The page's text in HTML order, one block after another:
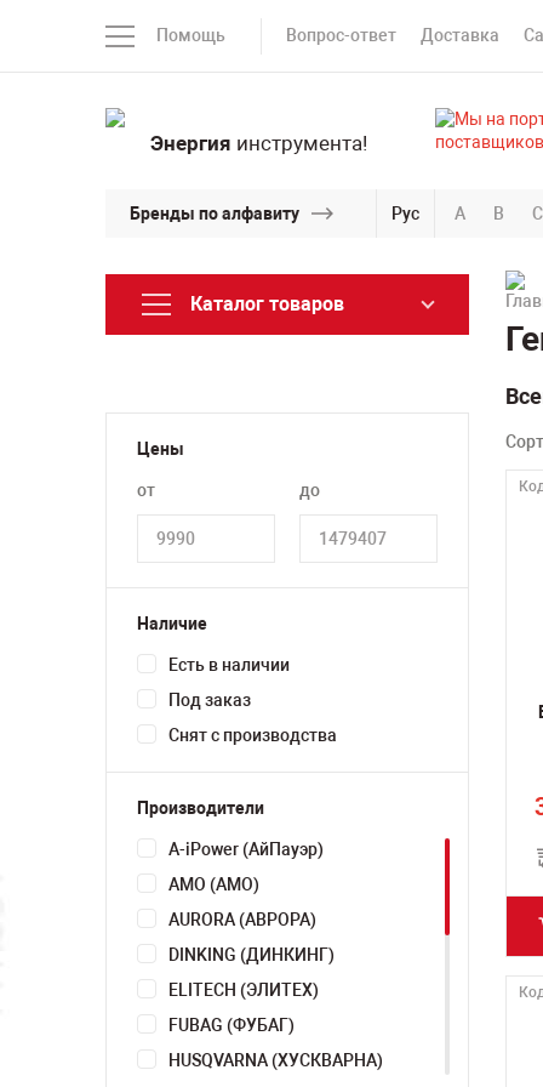
Помощь Вопрос-ответ Доставка
Энергия инструмента!
Бренды по алфавиту Рус A B C
Каталог товаров
Цены
от до
Наличие
Есть в наличии
Под заказ
Снят с производства
Производители
A-iPower (АйПауэр)
AMO (АМО)
AURORA (АВРОРА)
DINKING (ДИНКИНГ)
ELITECH (ЭЛИТЕХ)
FUBAG (ФУБАГ)
HUSQVARNA (ХУСКВАРНА)